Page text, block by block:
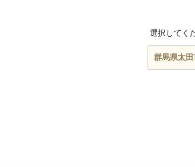
選択してく
群馬県太